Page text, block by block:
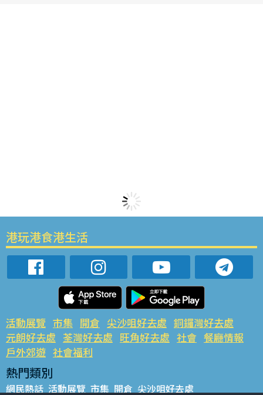
港玩港食港生活
活動展覽 市集 開倉 尖沙咀好去處 銅鑼灣好去處
元朗好去處 荃灣好去處 旺角好去處 社會 餐廳情報
戶外郊遊 社會福利
熱門類別
網民熱話 活動展覽 市集 開倉 尖沙咀好去處